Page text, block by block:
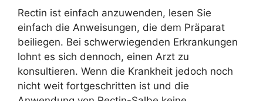
Rectin ist einfach anzuwenden, lesen Sie
einfach die Anweisungen, die dem Präparat
beiliegen. Bei schwerwiegenden Erkrankungen
lohnt es sich dennoch, einen Arzt zu
konsultieren. Wenn die Krankheit jedoch noch
nicht weit fortgeschritten ist und die